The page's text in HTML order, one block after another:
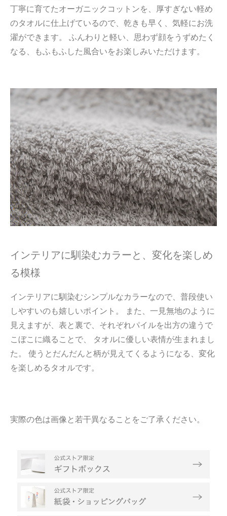
丁寧に育てたオーガニックコットンを、厚すぎない軽め
のタオルに仕上げているので、乾きも早く、気軽にお洗
濯ができます。 ふんわりと軽い、思わず顔をうずめたく
なる、もふもふした風合いをお楽しみいただけます。
インテリアに馴染むカラーと、変化を楽しめ
る模様
インテリアに馴染むシンプルなカラーなので、普段使い
しやすいのも嬉しいポイント。 また、一見無地のように
見えますが、表と裏で、それぞれパイルを出方の違うで
こぼこに織ることで、 タオルに優しい表情が生まれまし
た。 使うとだんだんと柄が見えてくるようになる、変化
を楽しめるタオルです。
実際の色は画像と若干異なることをご了承ください。